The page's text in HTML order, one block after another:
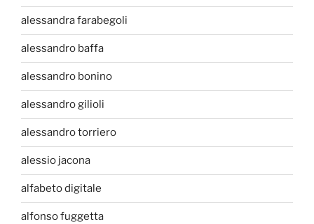
alessandra farabegoli
alessandro baffa
alessandro bonino
alessandro gilioli
alessandro torriero
alessio jacona
alfabeto digitale
alfonso fuggetta